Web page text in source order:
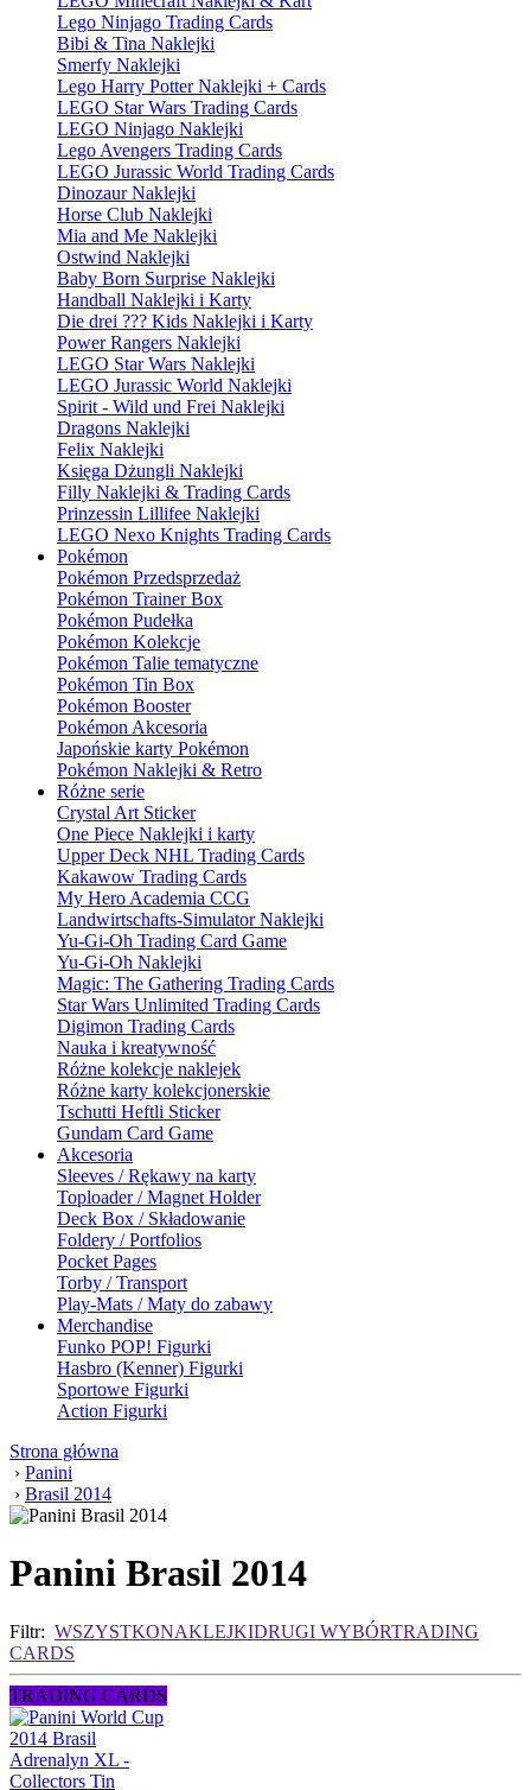
Lego Ninjago Trading Cards
Bibi & Tina Naklejki
Smerfy Naklejki
Lego Harry Potter Naklejki + Cards
LEGO Star Wars Trading Cards
LEGO Ninjago Naklejki
Lego Avengers Trading Cards
LEGO Jurassic World Trading Cards
Dinozaur Naklejki
Horse Club Naklejki
Mia and Me Naklejki
Ostwind Naklejki
Baby Born Surprise Naklejki
Handball Naklejki i Karty
Die drei ??? Kids Naklejki i Karty
Power Rangers Naklejki
LEGO Star Wars Naklejki
LEGO Jurassic World Naklejki
Spirit - Wild und Frei Naklejki
Dragons Naklejki
Felix Naklejki
Księga Dżungli Naklejki
Filly Naklejki & Trading Cards
Prinzessin Lillifee Naklejki
LEGO Nexo Knights Trading Cards
Pokémon
Pokémon Przedsprzedaż
Pokémon Trainer Box
Pokémon Pudełka
Pokémon Kolekcje
Pokémon Talie tematyczne
Pokémon Tin Box
Pokémon Booster
Pokémon Akcesoria
Japońskie karty Pokémon
Pokémon Naklejki & Retro
Różne serie
Crystal Art Sticker
One Piece Naklejki i karty
Upper Deck NHL Trading Cards
Kakawow Trading Cards
My Hero Academia CCG
Landwirtschafts-Simulator Naklejki
Yu-Gi-Oh Trading Card Game
Yu-Gi-Oh Naklejki
Magic: The Gathering Trading Cards
Star Wars Unlimited Trading Cards
Digimon Trading Cards
Nauka i kreatywność
Różne kolekcje naklejek
Różne karty kolekcjonerskie
Tschutti Heftli Sticker
Gundam Card Game
Akcesoria
Sleeves / Rękawy na karty
Toploader / Magnet Holder
Deck Box / Składowanie
Foldery / Portfolios
Pocket Pages
Torby / Transport
Play-Mats / Maty do zabawy
Merchandise
Funko POP! Figurki
Hasbro (Kenner) Figurki
Sportowe Figurki
Action Figurki
Strona główna
› Panini
› Brasil 2014
Panini Brasil 2014
Filtr: WSZYSTKONAKLEJKIDRUGI WYBÓRTRADING
CARDS
TRADING CARDS